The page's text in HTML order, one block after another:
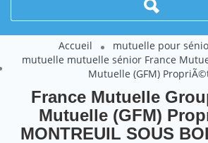
Accueil
mutuelle pour
mutuelle mutuelle sénior France
Mutuelle (GFM)
France Mutuelle
Mutuelle (GFM)
MONTREUIL SOUS